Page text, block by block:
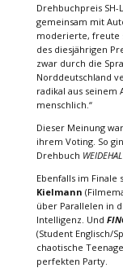
Drehbuchpreis
gemeinsam mit
moderierte, freute
des diesjährigen
zwar durch die
Norddeutschland
radikal aus seinem
menschlich.“
Dieser Meinung
ihrem Voting. So
Drehbuch
Ebenfalls im Finale
Kielmann
über Parallelen in
Intelligenz. Und
(Student Englisch/
chaotische
perfekten Party.